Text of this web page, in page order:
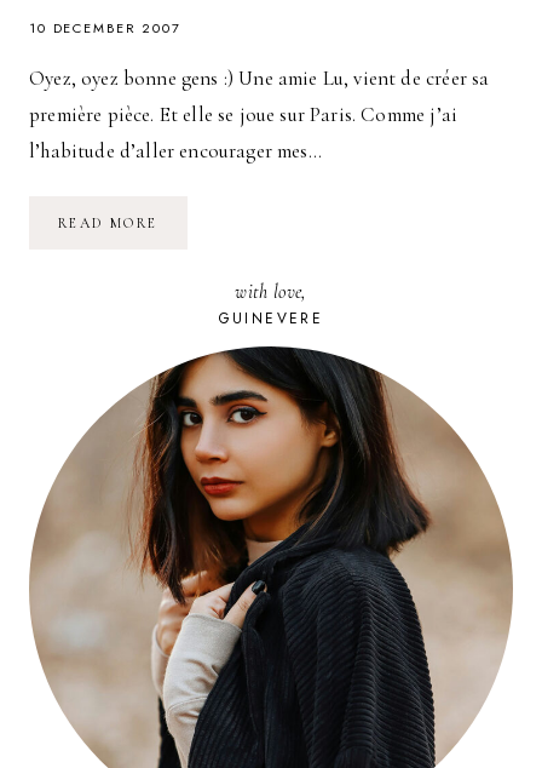
10 DECEMBER 2007
Oyez, oyez bonne gens :) Une amie Lu, vient de créer sa
première pièce. Et elle se joue sur Paris. Comme j’ai
l’habitude d’aller encourager mes…
READ MORE
LUCILE
JAILLANT
with love,
GUINEVERE